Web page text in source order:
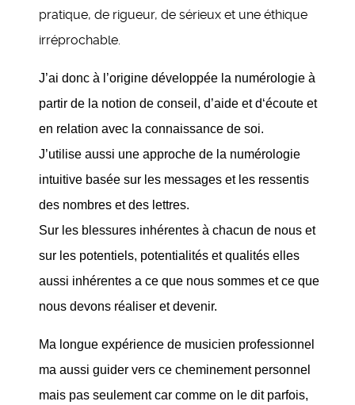
pratique, de rigueur, de sérieux et une éthique
irréprochable.
J’ai donc à l’origine développée la numérologie à
partir de la notion de conseil, d’aide et d‘écoute et
en relation avec la connaissance de soi.
J’utilise aussi une approche de la numérologie
intuitive basée sur les messages et les ressentis
des nombres et des lettres.
Sur les blessures inhérentes à chacun de nous et
sur les potentiels, potentialités et qualités elles
aussi inhérentes a ce que nous sommes et ce que
nous devons réaliser et devenir.
Ma longue expérience de musicien professionnel
ma aussi guider vers ce cheminement personnel
mais pas seulement car comme on le dit parfois,